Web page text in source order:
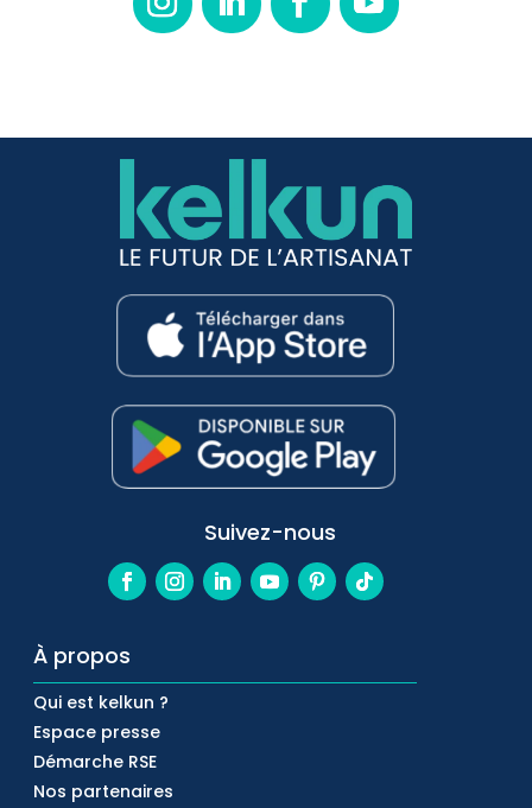
Suivez-nous
À propos
Qui est kelkun ?
Espace presse
Démarche RSE
Nos partenaires